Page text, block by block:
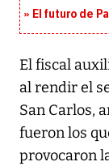
El futuro de
El fiscal
al rendir el
San Carlos,
fueron los
provocaron